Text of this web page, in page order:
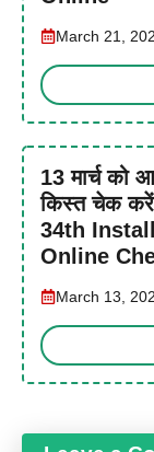
March 21,
13 मार्च को
किस्त चेक
34th
Online
March 13,